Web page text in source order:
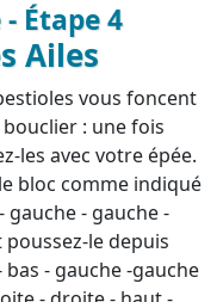
Étape 4
Ailes
vous foncent
: une fois
les avec votre épée.
bloc comme indiqué
gauche - gauche -
le depuis
- gauche -gauche